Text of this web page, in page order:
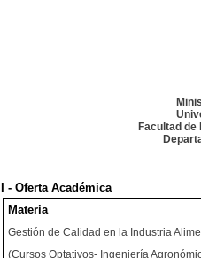
Facultad
I - Oferta Académica
Materia
Gestión de Calidad en la Industria
(Cursos Optativos- Ingeniería